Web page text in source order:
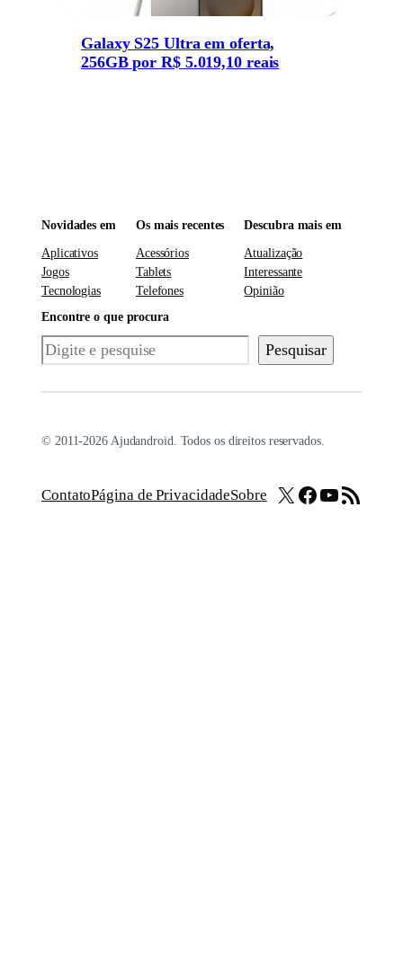
Galaxy S25 Ultra em oferta,
256GB por R$ 5.019,10 reais
Novidades em
Aplicativos
Jogos
Tecnologias
Os mais recentes
Acessórios
Tablets
Telefones
Descubra mais em
Atualização
Interessante
Opinião
Encontre o que procura
Pesquisar Pesquisar
© 2011-2026 Ajudandroid. Todos os direitos reservados.
ContatoPágina de PrivacidadeSobre X Facebook
Youtube
Feed RSS